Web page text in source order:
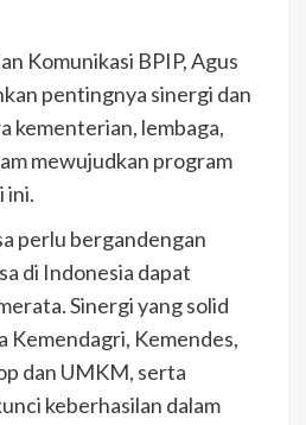
Komunikasi BPIP, Agus
pentingnya sinergi dan
kementerian, lembaga,
mewujudkan program
ini.
perlu bergandengan
di Indonesia dapat
Sinergi yang solid
Kemendagri, Kemendes,
dan UMKM, serta
keberhasilan dalam